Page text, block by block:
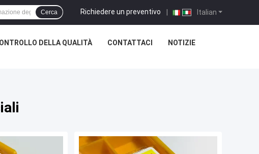
Italian
Richiedere un preventivo |
Cerca
DELLA QUALITÀ CONTATTACI NOTIZIE